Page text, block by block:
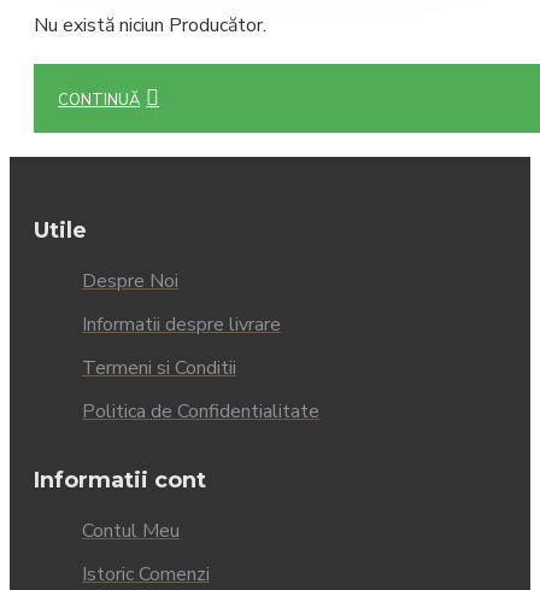
Nu există niciun Producător.
CONTINUĂ
Utile
Despre Noi
Informatii despre livrare
Termeni si Conditii
Politica de Confidentialitate
Informatii cont
Contul Meu
Istoric Comenzi